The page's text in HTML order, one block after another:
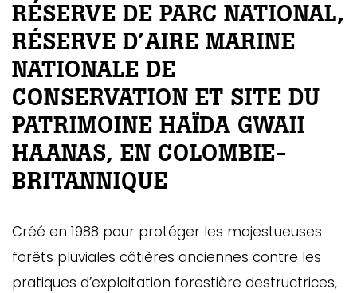
RÉSERVE DE PARC NATIONAL,
RÉSERVE D’AIRE MARINE
NATIONALE DE
CONSERVATION ET SITE DU
PATRIMOINE HAÏDA GWAII
HAANAS, EN COLOMBIE-
BRITANNIQUE
Créé en 1988 pour protéger les majestueuses
forêts pluviales côtières anciennes contre les
pratiques d’exploitation forestière destructrices,